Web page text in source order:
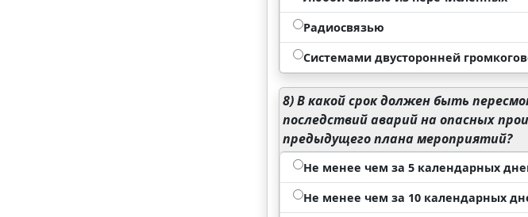
Радиосвязью
Системами двусторонней
8)В какой срок должен быть
последствий аварий на опасных
предыдущего плана мероприятий?
Не менее чем за 5 календарных
Не менее чем за 10 календарных